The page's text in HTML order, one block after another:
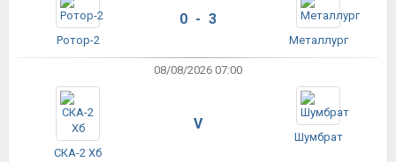
Ротор-2
0 - 3
Металлург
08/08/2026 07:00
СКА-2 Хб
V
Шумбрат